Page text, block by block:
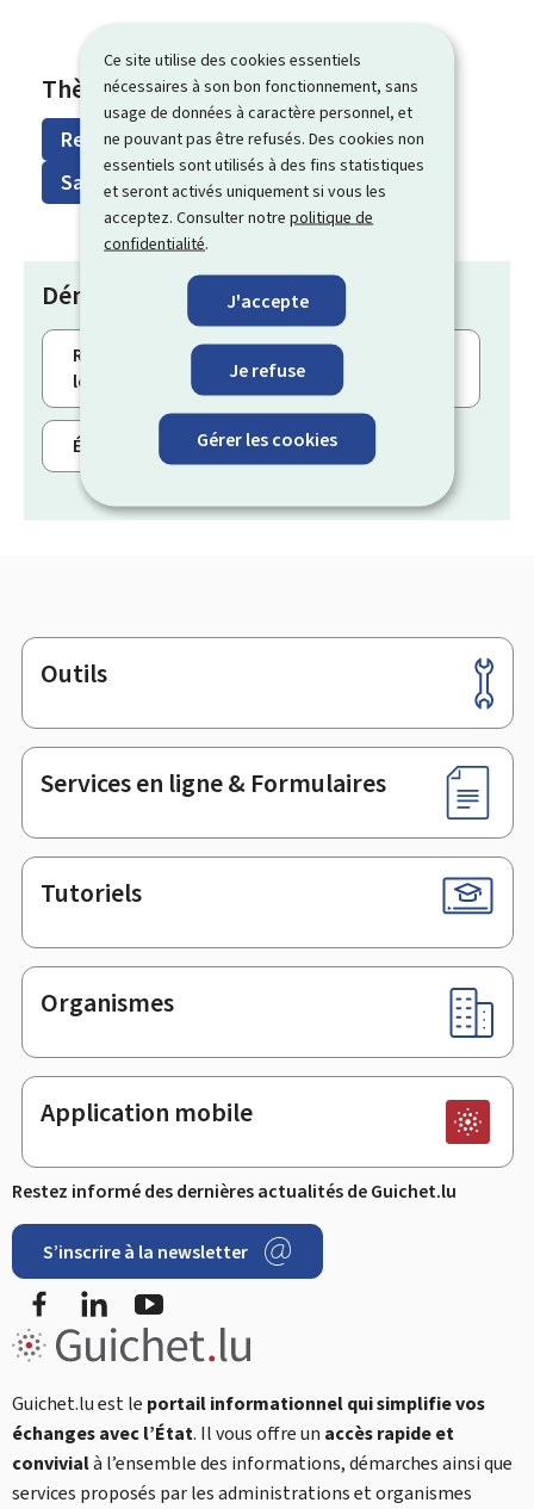
Ce site utilise des cookies essentiels
nécessaires à son bon fonctionnement, sans
usage de données à caractère personnel, et
ne pouvant pas être refusés. Des cookies non
essentiels sont utilisés à des fins statistiques
et seront activés uniquement si vous les
acceptez. Consulter notrepolitique de
confidentialité.
J'accepte
Je refuse
Gérer les cookies
Thèmes
Ressources humaines
Santé & Sécurité sociale
Démarches
Réintégration dans votre emploi après une
longue maladie ou un accident
Événements de la vie
Pied
de
page
Outils
Services en ligne & Formulaires
Tutoriels
Organismes
Application mobile
Restez informé des dernières actualités de Guichet.lu
S’inscrire à la newsletter
FacebookLinkedIn
Guichet.lu est le portail informationnel qui simplifie vos
échanges avec l’État. Il vous offre un accès rapide et
convivialà l’ensemble des informations, démarches ainsi que
services proposés par les administrations et organismes